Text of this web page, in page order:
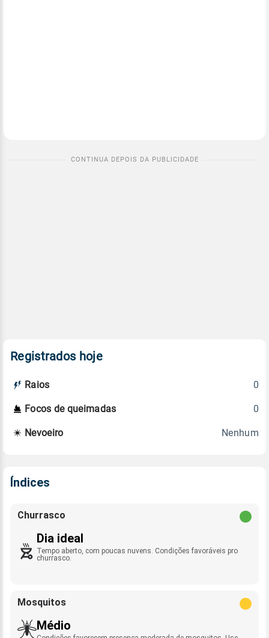
Registrados hoje
Raios 0
Focos de queimadas 0
Nevoeiro Nenhum
Índices
Churrasco
Dia ideal
Tempo aberto, com poucas nuvens. Condições favoráveis pro
churrasco.
Mosquitos
Médio